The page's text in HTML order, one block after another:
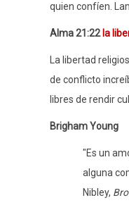
quien confíen.
Alma 21:22 la
La libertad
de conflicto
libres de rendir
Brigham Young
"Es un
alguna
Nibley,